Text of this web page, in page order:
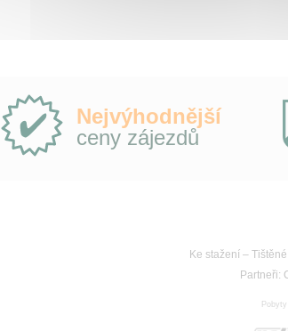
Proč
e-
Slovensko.cz?
Nejvýhodnější
ceny zájezdů
Ke stažení–
Partneři: